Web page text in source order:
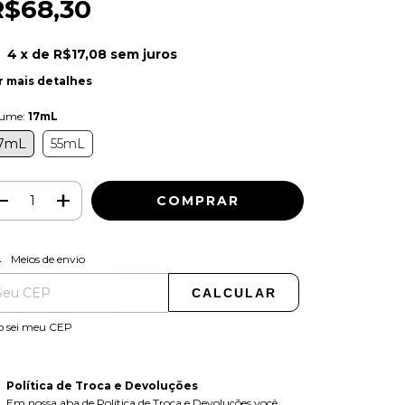
4 x de R$17,08 sem juros
mais detalhes
17mL
55mL
para o CEP:
Meios de envio
CALCULAR
sei meu CEP
Política de Troca e Devoluções